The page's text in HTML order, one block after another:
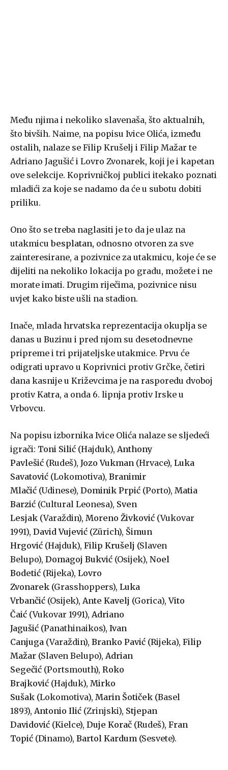
Među njima i nekoliko slavenaša, što aktualnih,
što bivših. Naime, na popisu Ivice Olića, između
ostalih, nalaze se Filip Krušelj i Filip Mažar te
Adriano Jagušić i Lovro Zvonarek, koji je i kapetan
ove selekcije. Koprivničkoj publici itekako poznati
mladići za koje se nadamo da će u subotu dobiti
priliku.
Ono što se treba naglasiti je to da je ulaz na
utakmicubesplatan, odnosno otvoren za sve
zainteresirane, a pozivnice za utakmicu, koje će se
dijeliti na nekoliko lokacija po gradu, možete i ne
morate imati. Drugim riječima, pozivnice nisu
uvjet kako biste ušli na stadion.
Inače, mlada hrvatska reprezentacija okuplja se
danas u Buzinu i pred njom su desetodnevne
pripreme i tri prijateljske utakmice. Prvu će
odigrati upravo u Koprivnici protiv Grčke, četiri
dana kasnije u Križevcima je na rasporedu dvoboj
protiv Katra, a onda 6. lipnja protiv Irske u
Vrbovcu.
Na popisu izbornika Ivice Olića nalaze se sljedeći
igrači: Toni Silić (Hajduk),Anthony
Pavlešić (Rudeš), Jozo Vukman (Hrvace), Luka
Savatović (Lokomotiva), Branimir
Mlačić (Udinese), Dominik Prpić (Porto), Matia
Barzić (Cultural Leonesa), Sven
Lesjak (Varaždin), Moreno Živković (Vukovar
1991), David Vujević (Zürich), Šimun
Hrgović (Hajduk), Filip Krušelj (Slaven
Belupo), Domagoj Bukvić (Osijek), Noel
Bodetić (Rijeka), Lovro
Zvonarek (Grasshoppers), Luka
Vrbančić (Osijek),Ante Kavelj (Gorica),Vito
Čaić (Vukovar 1991),Adriano
Jagušić (Panathinaikos), Ivan
Canjuga (Varaždin), Branko Pavić (Rijeka), Filip
Mažar (Slaven Belupo),Adrian
Segečić (Portsmouth), Roko
Brajković (Hajduk), Mirko
Sušak (Lokomotiva), Marin Šotiček (Basel
1893),Antonio Ilić (Zrinjski), Stjepan
Davidović (Kielce), Duje Korač (Rudeš), Fran
Topić (Dinamo), Bartol Kardum (Sesvete).